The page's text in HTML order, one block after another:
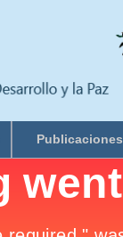
Publicaciones